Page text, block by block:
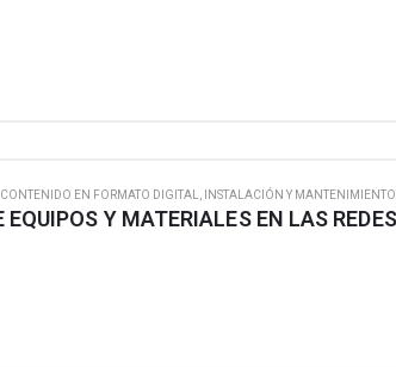
CONTENIDO EN FORMATO DIGITAL INSTALACIÓN Y MANTENIMIENTO